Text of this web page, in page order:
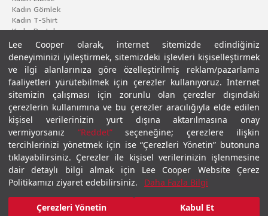
Lee Cooper olarak, internet sitemizde edindiğiniz
deneyiminizi iyileştirmek, sitemizdeki işlevleri kişiselleştirmek
ve ilgi alanlarınıza göre özelleştirilmiş reklam/pazarlama
faaliyetleri yürütebilmek için çerezler kullanıyoruz. İnternet
sitemizin çalışması için zorunlu olan çerezler dışındaki
çerezlerin kullanımına ve bu çerezler aracılığıyla elde edilen
kişisel verilerinizin yurt dışına aktarılmasına onay
vermiyorsanız “Reddet”seçeneğine; çerezlere ilişkin
tercihlerinizi yönetmek için ise “Çerezleri Yönetin” butonuna
tıklayabilirsiniz. Çerezler ile kişisel verilerinizin işlenmesine
dair detaylı bilgi almak için Lee Cooper Website Çerez
Politikamızı ziyaret edebilirsiniz.
Daha Fazla Bilgi
Çerezleri Yönetin Kabul Et
Kadın Gömlek
Kadın T-Shirt
Kadın Pantolon
Gizlilik PolitikasıÇerez PolitikasıKVKK Aydınlatma MetniŞartlar ve Koşullar
© 2026 Leecooper - Tüm Hakları Saklıdır.